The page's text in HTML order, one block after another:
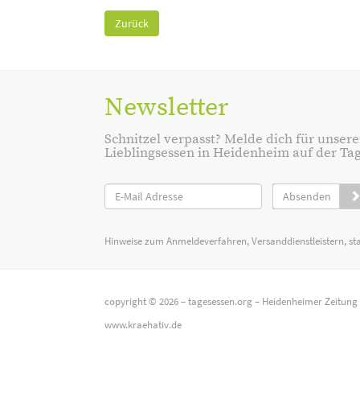
Zurück
Newsletter
Schnitzel verpasst? Melde dich für
Lieblingsessen in Heidenheim auf der
Absenden
Hinweise zum Anmeldeverfahren, Versanddienstleistern,
copyright © 2026 –tagesessen.org– Heidenheimer Zeitung
www.kraehativ.de